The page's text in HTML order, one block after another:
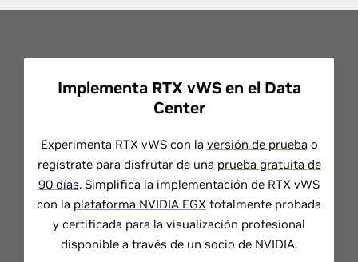
Implementa RTX vWS en el Data
Center
Experimenta RTX vWS con la versión de prueba o
regístrate para disfrutar de una prueba gratuita de
90 días. Simplifica la implementación de RTX vWS
con la plataforma NVIDIA EGX totalmente probada
y certificada para la visualización profesional
disponible a través de un socio de NVIDIA.